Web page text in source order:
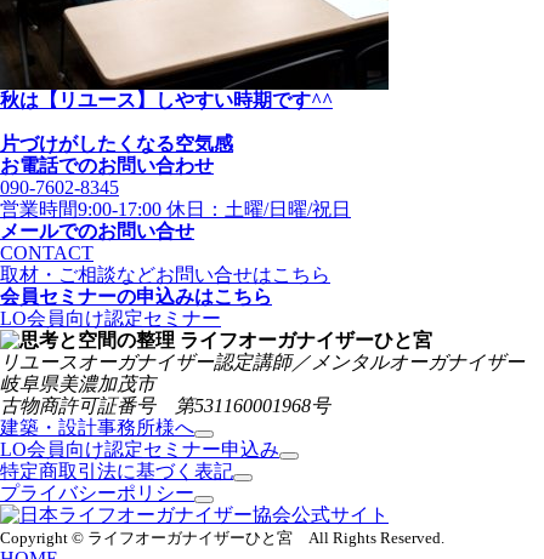
秋は【リユース】しやすい時期です^^
片づけがしたくなる空気感
お電話でのお問い合わせ
090-7602-8345
営業時間9:00-17:00 休日：土曜/日曜/祝日
メールでのお問い合せ
CONTACT
取材・ご相談などお問い合せはこちら
会員セミナーの申込みはこちら
LO会員向け認定セミナー
リユースオーガナイザー認定講師／メンタルオーガナイザー
岐阜県美濃加茂市
古物商許可証番号 第531160001968号
建築・設計事務所様へ
LO会員向け認定セミナー申込み
特定商取引法に基づく表記
プライバシーポリシー
Copyright © ライフオーガナイザーひと宮 All Rights Reserved.